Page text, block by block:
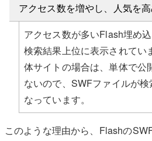
アクセス数を増やし、人気を
アクセス数が多いFlash埋め
検索結果上位に表示されてい
体サイトの場合は、単体で公
ないので、SWFファイルが検
なっています。
このような理由から、Flashの